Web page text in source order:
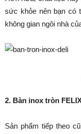
sức khỏe nên bạn có
không gian ngôi nhà
2. Bàn inox tròn
Sản phẩm tiếp theo